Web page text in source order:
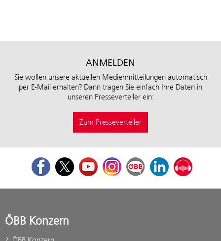
ANMELDEN
Sie wollen unsere aktuellen Medienmitteilungen automatisch
per E-Mail erhalten? Dann tragen Sie einfach Ihre Daten in
unseren Presseverteiler ein:
Zum Presseverteiler
FacebookTwitterYoutubeInstagramÖBB Corporate Blog
LinkedInPodcast
ÖBB Konzern